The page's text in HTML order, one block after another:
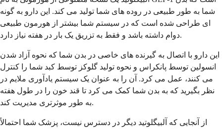
شما به طور طبیعی در روده های شما تولید می کند. این دارو به گونه
ای طراحی شده است که در سیستم شما بیشتر از هورمون طبیعی
دوام داشته باشد و فقط به تزریق یک بار در هفته نیاز دارد.
این دارو با اتصال به گیرنده های خاصی در بدن شما که نحوه آزاد شدن
انسولین توسط پانکراس و نحوه تولید گلوکز توسط کبد شما را کنترل
می کنند، عمل می کرد. آن را به عنوان یک سیستم یادآوری ملایم در
نظر بگیرید که به بدن شما کمک می کرد تا قند خون را در طول هفته
به طور موثرتری مدیریت کند.
از آنجایی که آلبیگلوتید دیگر در دسترس نیست، پزشک شما احتمالاً